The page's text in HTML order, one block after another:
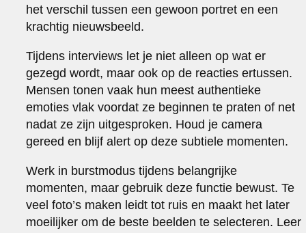
het verschil tussen een gewoon portret en een
krachtig nieuwsbeeld.
Tijdens interviews let je niet alleen op wat er
gezegd wordt, maar ook op de reacties ertussen.
Mensen tonen vaak hun meest authentieke
emoties vlak voordat ze beginnen te praten of net
nadat ze zijn uitgesproken. Houd je camera
gereed en blijf alert op deze subtiele momenten.
Werk in burstmodus tijdens belangrijke
momenten, maar gebruik deze functie bewust. Te
veel foto’s maken leidt tot ruis en maakt het later
moeilijker om de beste beelden te selecteren. Leer